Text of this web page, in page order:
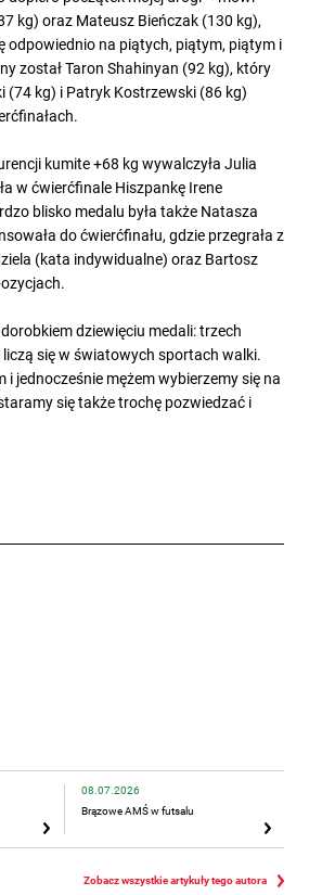
kg) oraz Mateusz Bieńczak (130 kg),
odpowiednio na piątych, piątym, piątym i
został Taron Shahinyan (92 kg), który
(74 kg) i Patryk Kostrzewski (86 kg)
kumite +68 kg wywalczyła Julia
w ćwierćfinale Hiszpankę Irene
blisko medalu była także Natasza
do ćwierćfinału, gdzie przegrała z
(kata indywidualne) oraz Bartosz
dziewięciu medali: trzech
się w światowych sportach walki.
jednocześnie mężem wybierzemy się na
się także trochę pozwiedzać i
08.07.2026
Brązowe AMŚ w futsalu
Zobacz wszystkie artykuły tego autora